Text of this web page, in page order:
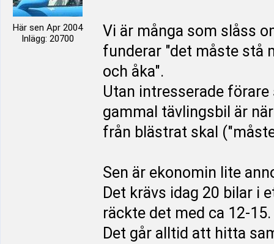
Här sen Apr 2004
Inlägg: 20700
Vi är många som slåss
funderar "det måste stå
och åka".
Utan intresserade
gammal tävlingsbil är
från blästrat skal
Sen är ekonomin lite
Det krävs idag 20 bilar i
räckte det med ca 12-15.
Det går alltid att hitta